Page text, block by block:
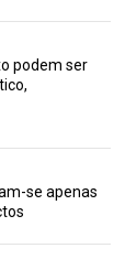
podem ser
se apenas